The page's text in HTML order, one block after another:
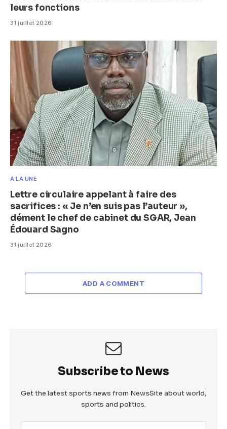
leurs fonctions
31 juillet 2026
A LA UNE
Lettre circulaire appelant à faire des
sacrifices : « Je n’en suis pas l’auteur »,
dément le chef de cabinet du SGAR, Jean
Édouard Sagno
31 juillet 2026
ADD A COMMENT
Subscribe to News
Get the latest sports news from NewsSite about world,
sports and politics.